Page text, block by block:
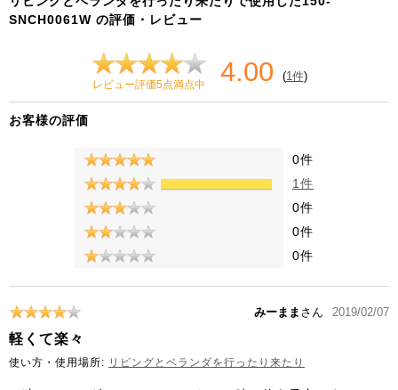
SNCH0061W の評価・レビュー
レビュー評価5点満点中 4.00 (1件)
お客様の評価
0件
1件
0件
0件
0件
みーまま さん 2019/02/07
軽くて楽々
使い方・使用場所: リビングとベランダを行ったり来たり